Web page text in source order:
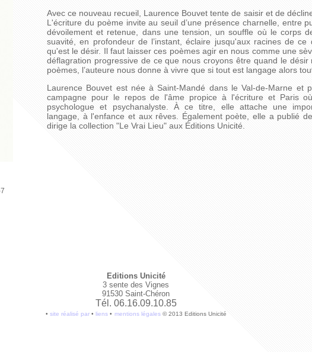
Avec ce nouveau recueil, Laurence Bouvet tente de saisir et de
L'écriture du poème invite au seuil d’une présence charnelle, entre
dévoilement et retenue, dans une tension, un souffle où le corps
suavité, en profondeur de l’instant, éclaire jusqu'aux racines de ce
qu'est le désir. Il faut laisser ces poèmes agir en nous comme une
déflagration progressive de ce que nous croyons être quand le désir
poèmes, l’auteure nous donne à vivre que si tout est langage alors
Laurence Bouvet est née à Saint-Mandé dans le Val-de-Marne et
campagne pour le repos de l'âme propice à l'écriture et Paris
psychologue et psychanalyste. À ce titre, elle attache une
langage, à l'enfance et aux rêves. Également poète, elle a publié
dirige la collection "Le Vrai Lieu" aux Éditions Unicité.
Editions Unicité
3 sente des Vignes
91530 Saint-Chéron
Tél. 06.16.09.10.85
• site réalisé par• liens • mentions légales© 2013 Editions Unicité